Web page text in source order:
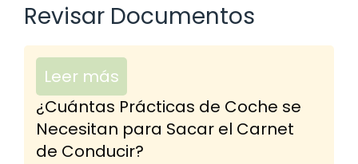
Revisar Documentos
Leer más
¿Cuántas Prácticas de Coche se
Necesitan para Sacar el Carnet
de Conducir?